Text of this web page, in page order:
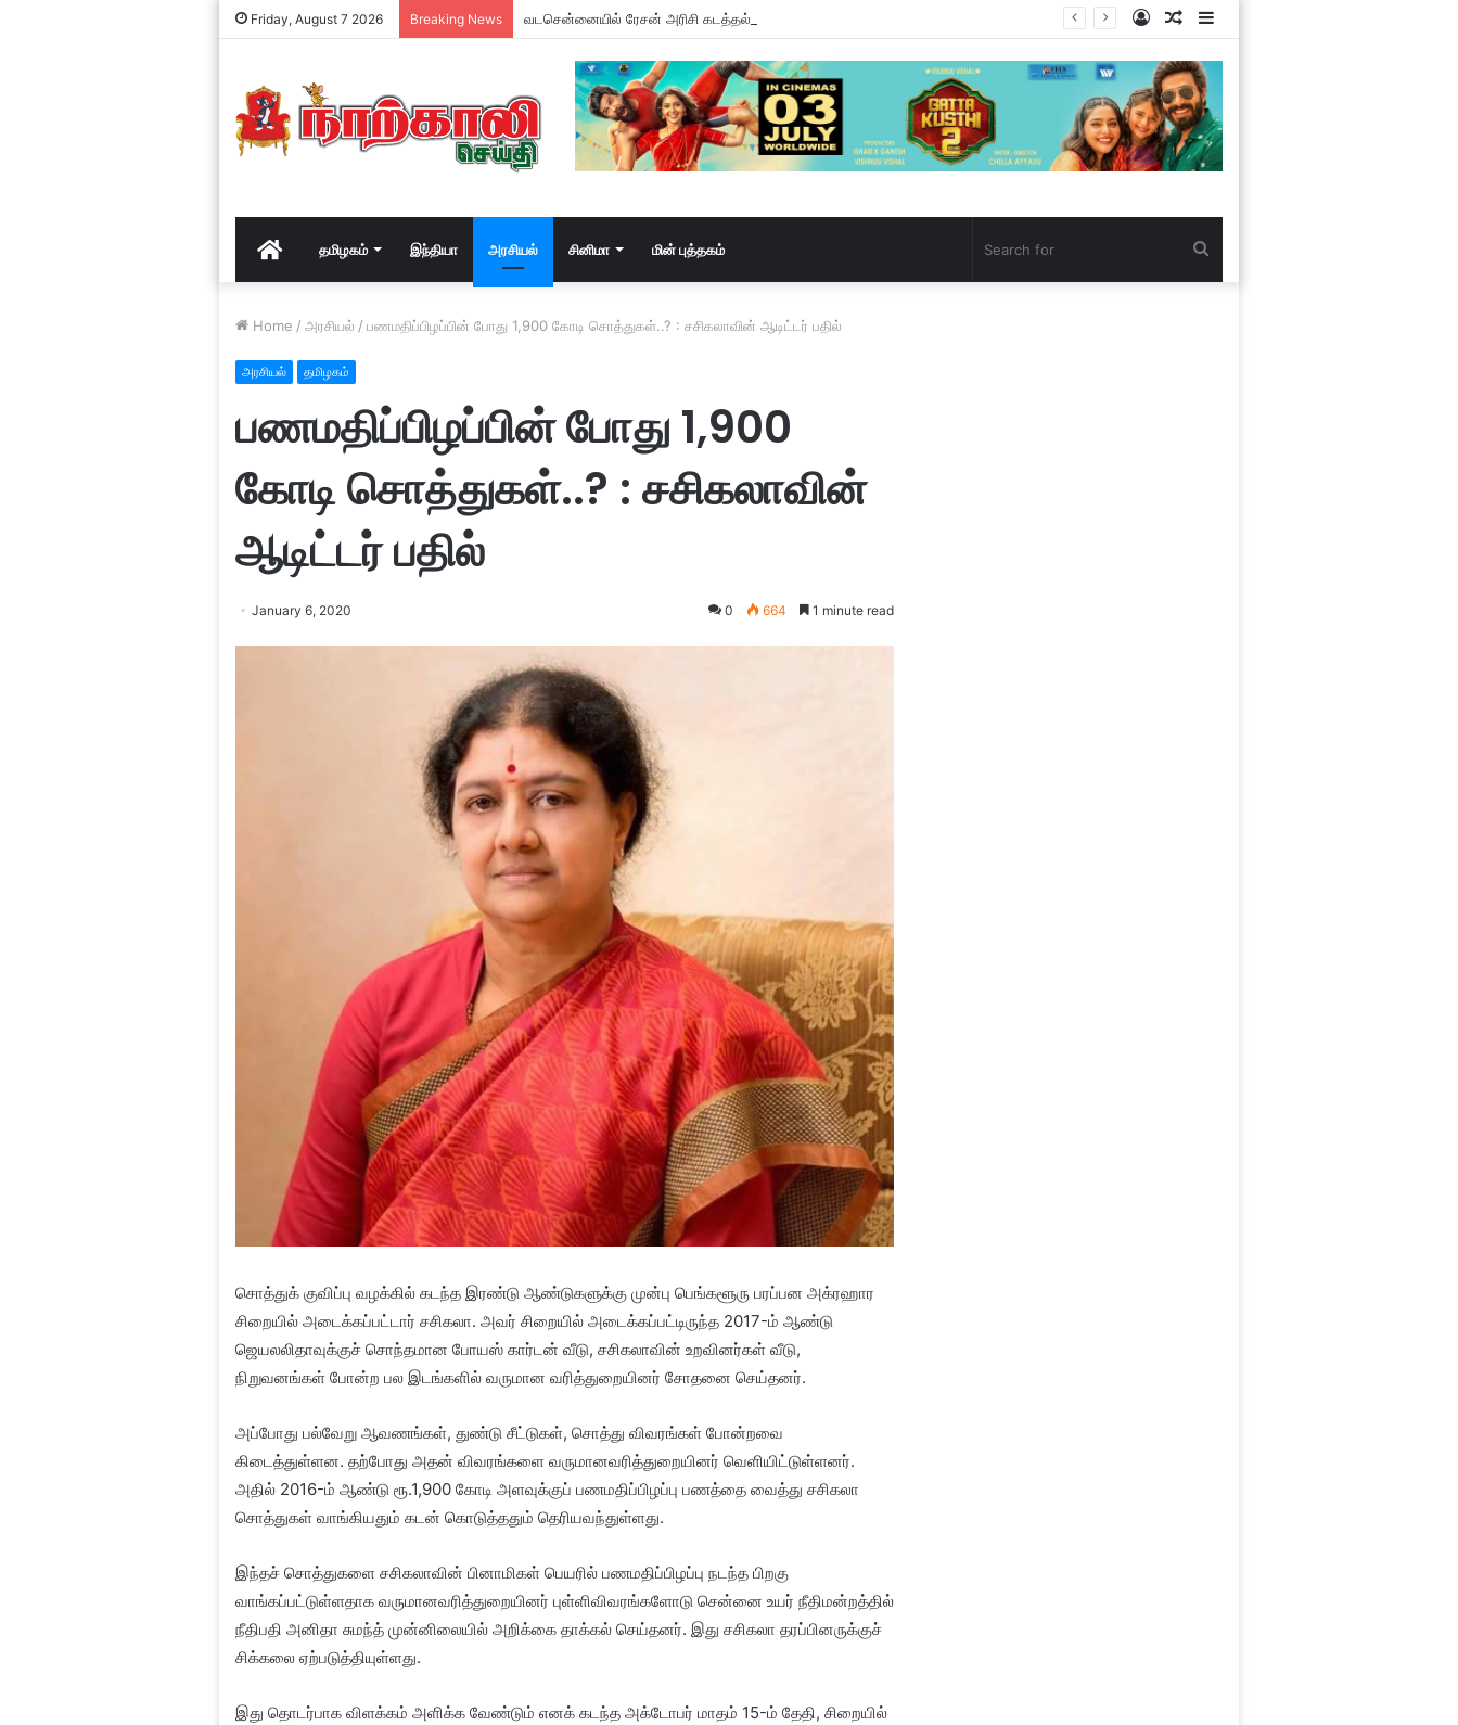
Friday, August 7 2026 Breaking News வடசென்னையில் ரேசன் அரிசி கடத்தல் கும்பல் கைதும், பின்னணியும் ! Sidebar
Random
Article
Log
In
Homeதமிழகம் இந்தியா அரசியல் சினிமா மின் புத்தகம்
Home / அரசியல் / பணமதிப்பிழப்பின் போது 1,900 கோடி சொத்துகள்..? : சசிகலாவின் ஆடிட்டர் பதில்
அரசியல் தமிழகம்
பணமதிப்பிழப்பின் போது 1,900
கோடி சொத்துகள்..? : சசிகலாவின்
ஆடிட்டர் பதில்
January 6, 2020 0 664 1 minute read
சொத்துக் குவிப்பு வழக்கில் கடந்த இரண்டு ஆண்டுகளுக்கு முன்பு பெங்களூரு பரப்பன அக்ரஹார
சிறையில் அடைக்கப்பட்டார் சசிகலா. அவர் சிறையில் அடைக்கப்பட்டிருந்த 2017-ம் ஆண்டு
ஜெயலலிதாவுக்குச் சொந்தமான போயஸ் கார்டன் வீடு, சசிகலாவின் உறவினர்கள் வீடு,
நிறுவனங்கள் போன்ற பல இடங்களில் வருமான வரித்துறையினர் சோதனை செய்தனர்.
அப்போது பல்வேறு ஆவணங்கள், துண்டு சீட்டுகள், சொத்து விவரங்கள் போன்றவை
கிடைத்துள்ளன. தற்போது அதன் விவரங்களை வருமானவரித்துறையினர் வெளியிட்டுள்ளனர்.
அதில் 2016-ம் ஆண்டு ரூ.1,900 கோடி அளவுக்குப் பணமதிப்பிழப்பு பணத்தை வைத்து சசிகலா
சொத்துகள் வாங்கியதும் கடன் கொடுத்ததும் தெரியவந்துள்ளது.
இந்தச் சொத்துகளை சசிகலாவின் பினாமிகள் பெயரில் பணமதிப்பிழப்பு நடந்த பிறகு
வாங்கப்பட்டுள்ளதாக வருமானவரித்துறையினர் புள்ளிவிவரங்களோடு சென்னை உயர் நீதிமன்றத்தில்
நீதிபதி அனிதா சுமந்த் முன்னிலையில் அறிக்கை தாக்கல் செய்தனர். இது சசிகலா தரப்பினருக்குச்
சிக்கலை ஏற்படுத்தியுள்ளது.
இது தொடர்பாக விளக்கம் அளிக்க வேண்டும் எனக் கடந்த அக்டோபர் மாதம் 15-ம் தேதி, சிறையில்